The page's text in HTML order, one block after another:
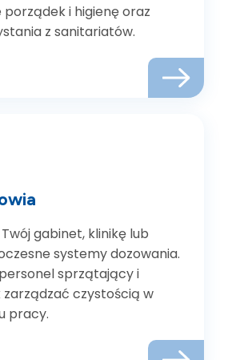
i higienę oraz
z sanitariatów.
gabinet, klinikę lub
systemy dozowania.
sprzątający i
czystością w
pracy.